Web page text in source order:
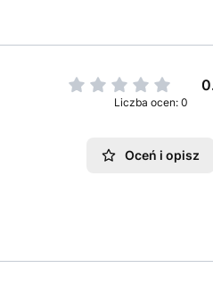
Liczba ocen: 0
Oceń i opisz